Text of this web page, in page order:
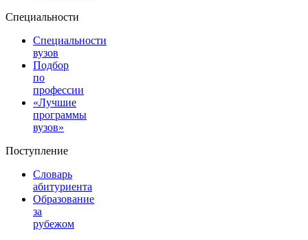
Специальности
Специальности
вузов
Подбор
по
профессии
«Лучшие
программы
вузов»
Поступление
Словарь
абитуриента
Образование
за
рубежом